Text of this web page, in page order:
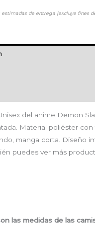
estimadas de entrega (excluye fines
del anime Demon
Material poliéster con
manga corta. Diseño
puedes ver más
las medidas de las